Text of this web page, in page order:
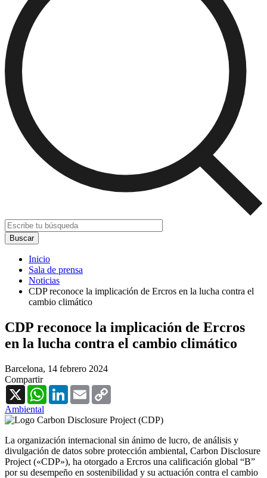
Inicio
Sala de prensa
Noticias
CDP reconoce la implicación de Ercros en la lucha contra el
cambio climático
CDP reconoce la implicación de Ercros
en la lucha contra el cambio climático
Barcelona, 14 febrero 2024
Compartir
X
WhatsAppLinkedInEmail
Ambiental
La organización internacional sin ánimo de lucro, de análisis y
divulgación de datos sobre protección ambiental, Carbon Disclosure
Project («CDP»), ha otorgado a Ercros una calificación global “B”
por su desempeño en sostenibilidad y su actuación contra el cambio